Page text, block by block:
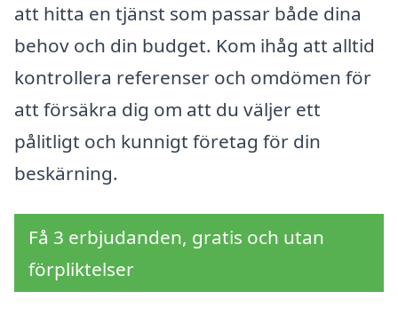
att hitta en tjänst som passar både dina
behov och din budget. Kom ihåg att alltid
kontrollera referenser och omdömen för
att försäkra dig om att du väljer ett
pålitligt och kunnigt företag för din
beskärning.
Få 3 erbjudanden, gratis och utan
förpliktelser